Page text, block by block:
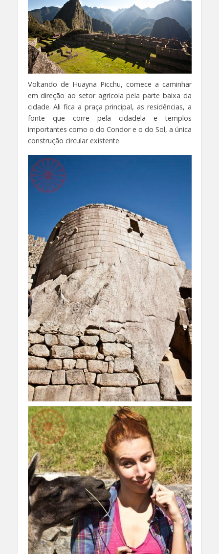
Voltando de Huayna Picchu, comece a caminhar
em direção ao setor agrícola pela parte baixa da
cidade. Ali fica a praça principal, as residências, a
fonte que corre pela cidadela e templos
importantes como o do Condor e o do Sol, a única
construção circular existente.